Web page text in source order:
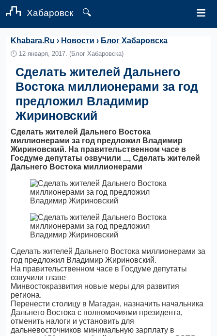
Хабаровск 🔍 ≡
Khabara.Ru › Новости › Блог Хабаровска
🕛 12 января, 2017. (Блог Хабаровска)
Сделать жителей Дальнего
Востока миллионерами за год
предложил Владимир
Жириновский
Сделать жителей Дальнего Востока
миллионерами за год предложил Владимир
Жириновский. На правительственном часе в
Госдуме депутаты озвучили ..., Сделать жителей
Дальнего Востока миллионерами
Сделать жителей Дальнего Востока миллионерами за
год предложил Владимир Жириновский.
На правительственном часе в Госдуме депутаты
озвучили главе
Минвостокразвития новые меры для развития
региона.
Перенести столицу в Магадан, назначить начальника
Дальнего Востока с полномочиями президента,
отменить налоги и установить для
дальневосточников минимальную зарплату в